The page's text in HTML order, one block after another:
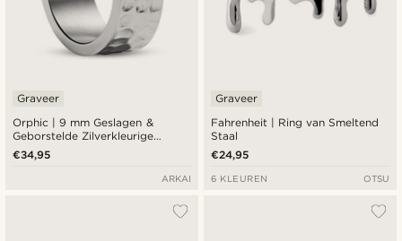
Orphic | 9 mm Geslagen &
Geborstelde Zilverkleurige
Roestvrijstalen Ring
Graveer
€34,95
ARKAI
Fahrenheit | Ring van Smeltend
Staal
Graveer
€24,95
6 KLEUREN OTSU